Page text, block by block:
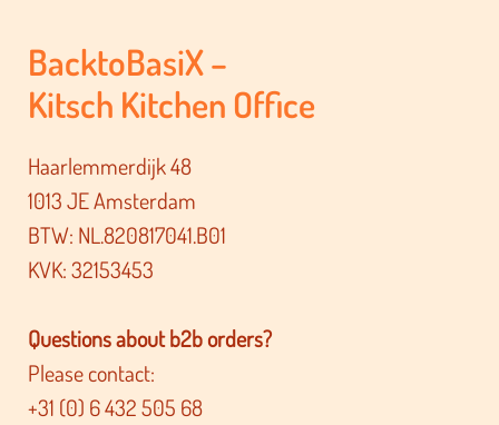
BacktoBasiX –
Kitsch Kitchen Office
Haarlemmerdijk 48
1013 JE Amsterdam
BTW: NL.820817041.B01
KVK: 32153453
Questions about b2b orders?
Please contact:
+31 (0) 6 432 505 68